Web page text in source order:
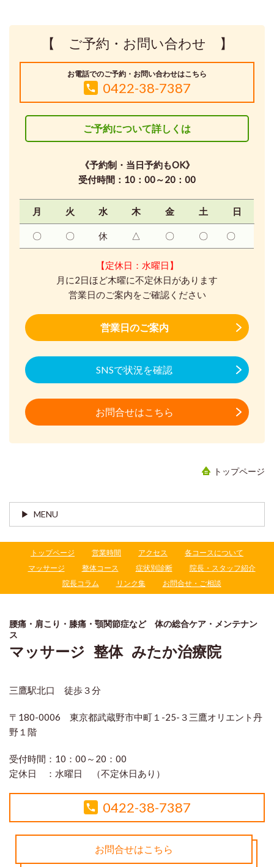
【 ご予約・お問い合わせ 】
お電話でのご予約・お問い合わせはこちら
0422-38-7387
ご予約について詳しくは
《予約制・当日予約もOK》
受付時間：10：00～20：00
月 火 水 木 金 土 日
〇 〇 休 △ 〇 〇 〇
【定休日：水曜日】
月に2日ほど木曜に不定休日があります
営業日のご案内をご確認ください
営業日のご案内
SNSで状況を確認
お問合せはこちら
トップページ
MENU
トップページ 営業時間 アクセス
各コースについて
マッサージ
整体コース 症状別診断
院長・スタッフ紹介
院長コラム
リンク集 お問合せ・ご相談
腰痛・肩こり・膝痛・顎関節症など 体の総合ケア・メンテナン
ス
マッサージ 整体 みたか治療院
三鷹駅北口 徒歩３分
〒180-0006 東京都武蔵野市中町１-25-３三鷹オリエント丹
野１階
受付時間： 10：00～20：00
定休日 ： 水曜日 （不定休日あり）
0422-38-7387
お問合せはこちら